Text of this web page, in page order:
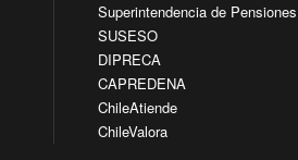
Superintendencia de Pensiones
SUSESO
DIPRECA
CAPREDENA
ChileAtiende
ChileValora